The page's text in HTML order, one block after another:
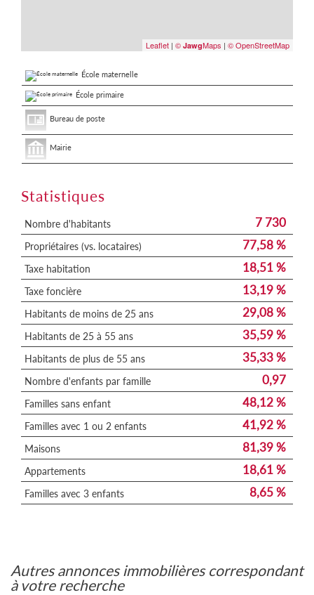
Leaflet | © JawgMaps | © OpenStreetMap
École maternelle
École primaire
Bureau de poste
Mairie
Statistiques
Nombre d'habitants 7 730
Propriétaires (vs. locataires) 77,58 %
Taxe habitation 18,51 %
Taxe foncière 13,19 %
Habitants de moins de 25 ans 29,08 %
Habitants de 25 à 55 ans 35,59 %
Habitants de plus de 55 ans 35,33 %
Nombre d'enfants par famille 0,97
Familles sans enfant 48,12 %
Familles avec 1 ou 2 enfants 41,92 %
Maisons 81,39 %
Appartements 18,61 %
Familles avec 3 enfants 8,65 %
autres annonces immobilières correspondant
à votre recherche